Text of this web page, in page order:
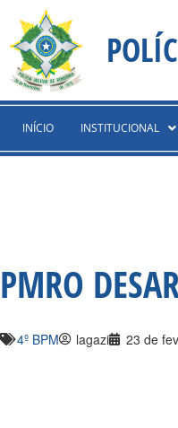
content
para
conteúdo
INÍCIO INSTITUCIONAL
PMRO
4º BPM lagazi 23 de